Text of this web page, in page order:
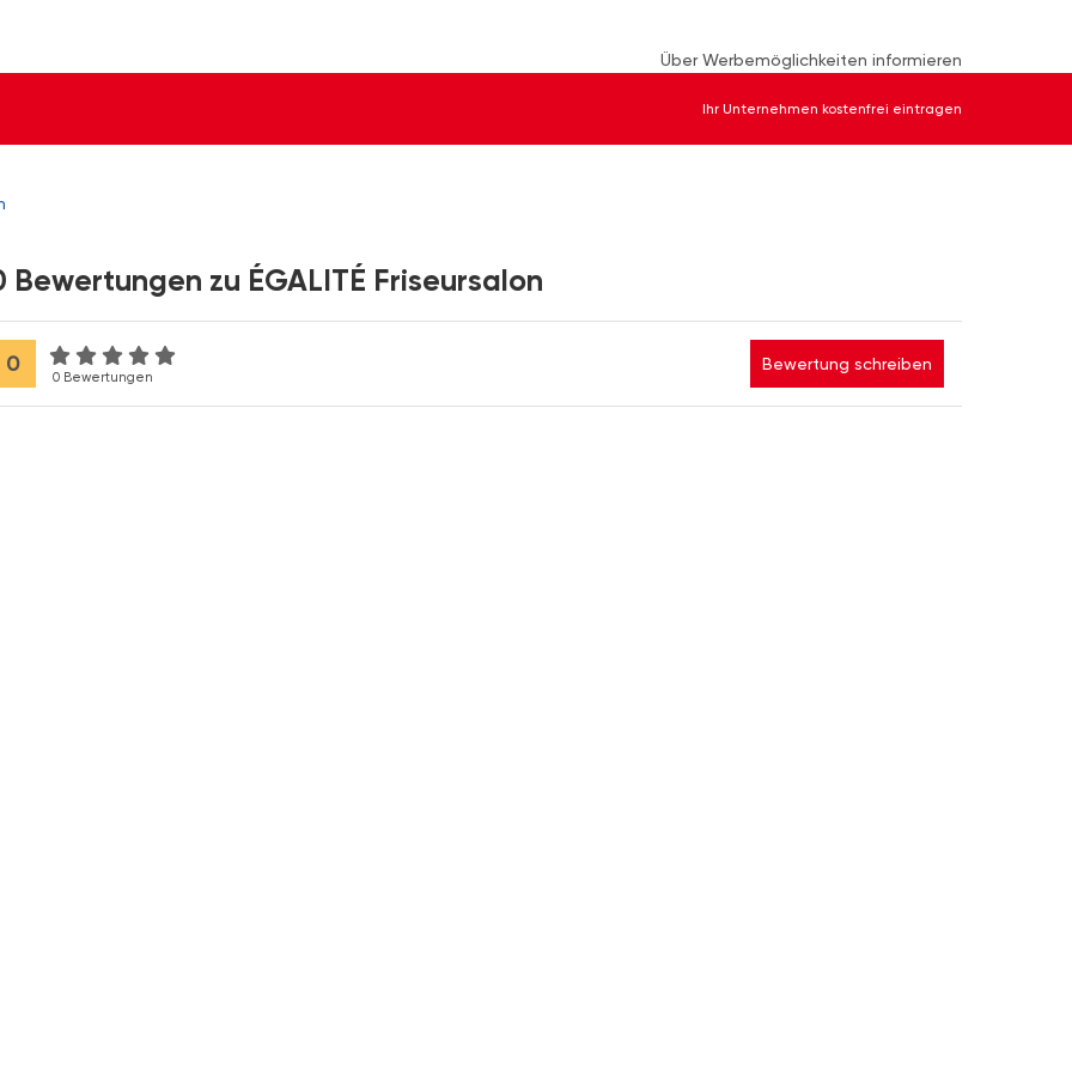
Über Werbemöglichkeiten informieren
Ihr Unternehmen kostenfrei eintragen
Bewertungen zu ÉGALITÉ Friseursalon
0
0 Bewertungen
Bewertung schreiben